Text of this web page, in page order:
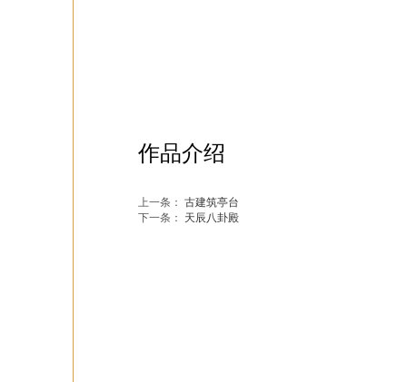
作品介绍
上一条： 古建筑亭台
下一条： 天辰八卦殿